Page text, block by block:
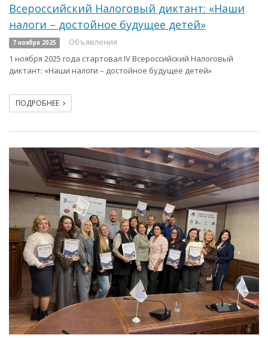
Всероссийский Налоговый диктант: «Наши
налоги – достойное будущее детей»
7 ноября 2025
Объявления
1 ноября 2025 года стартовал IV Всероссийский Налоговый
диктант: «Наши налоги – достойное будущее детей»
ПОДРОБНЕЕ